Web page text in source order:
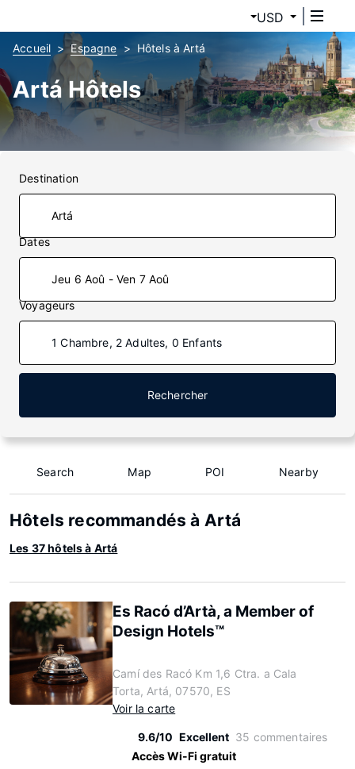
USD
Accueil Espagne Hôtels à Artá
Artá Hôtels
Destination
Dates
Jeu 6 Aoû - Ven 7 Aoû
Voyageurs
1 Chambre, 2 Adultes, 0 Enfants
Rechercher
Search Map POI Nearby
Hôtels recommandés à Artá
Les 37 hôtels à Artá
Es Racó d’Artà, a Member of
Design Hotels™
Camí des Racó Km 1,6 Ctra. a Cala
Torta, Artá, 07570, ES
Voir la carte
9.6/10 Excellent 35 commentaires
Accès Wi-Fi gratuit